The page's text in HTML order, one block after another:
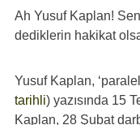
Ah Yusuf Kaplan!
dediklerin hakikat
Yusuf Kaplan,
tarihli) yazısında 15
Kaplan, 28 Şubat